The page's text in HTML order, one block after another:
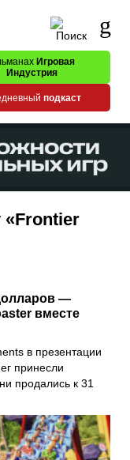
Игровая
Индустрия
подкаст
«Frontier
—
вместе
в презентации
принесли
продались к 31